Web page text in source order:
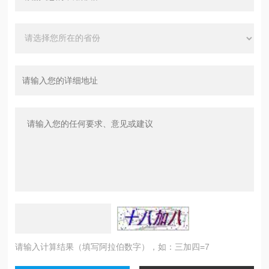
请输入计算结果（填写阿拉伯数字），如：三加四=7